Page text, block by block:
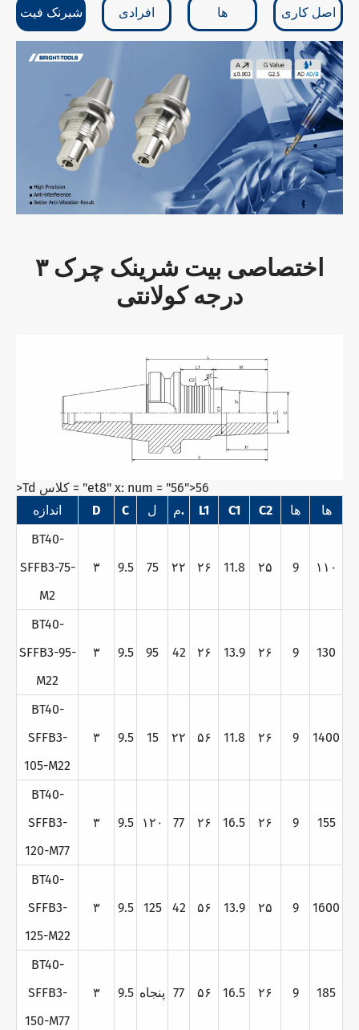
شیرنک فیت افرادی ها اصل کاری
اختصاصی بیت شرینک چرک ۳
درجه کولانتی
>Td کلاس = "et8" x: num = "56">56
اندازه
D C ل م. L1 C1 C2 ها
ها
BT40-
SFFB3-75-
M2
۳ 9.5 75 ۲۲ ۲۶ 11.8 ۲۵ 9 ۱۱۰
BT40-
SFFB3-95-
M22
۳ 9.5 95 42 ۲۶ 13.9 ۲۶ 9 130
BT40-
SFFB3-
105-M22
۳ 9.5 15 ۲۲ ۵۶ 11.8 ۲۶ 9 1400
BT40-
SFFB3-
120-M77
۳ 9.5 ۱۲۰ 77 ۲۶ 16.5 ۲۶ 9 155
BT40-
SFFB3-
125-M22
۳ 9.5 125 42 ۵۶ 13.9 ۲۵ 9 1600
BT40-
SFFB3-
150-M77
۳ 9.5 پنجاه 77 ۵۶ 16.5 ۲۶ 9 185